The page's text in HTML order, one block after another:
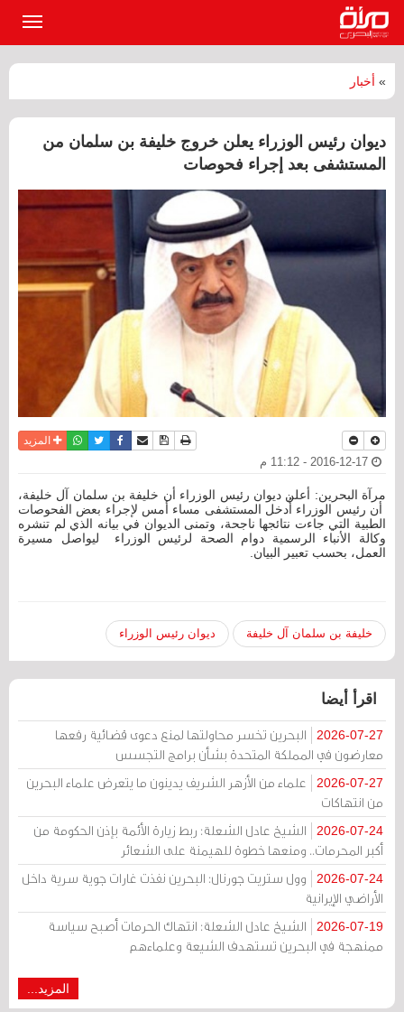
» أخبار
ديوان رئيس الوزراء يعلن خروج خليفة بن سلمان من
المستشفى بعد إجراء فحوصات
نسخة للطباعة
حفظ الموضوع
أرسل الى صديق
فيسبوكتويترواتسابالمزيد
مرآة البحرين: أعلن ديوان رئيس الوزراء أن خليفة بن سلمان آل خليفة،
أن رئيس الوزراء أُدخل المستشفى مساء أمس لإجراء بعض الفحوصات
الطبية التي جاءت نتائجها ناجحة، وتمنى الديوان في بيانه الذي لم تنشره
وكالة الأنباء الرسمية دوام الصحة لرئيس الوزراء ليواصل مسيرة
العمل، بحسب تعبير البيان.
خليفة بن سلمان آل خليفة ديوان رئيس الوزراء
اقرأ أيضا
2026-07-27
البحرين تخسر محاولتها لمنع دعوى قضائية رفعها
معارضون في المملكة المتحدة بشأن برامج التجسس
2026-07-27
علماء من الأزهر الشريف يدينون ما يتعرض علماء البحرين
من انتهاكات
2026-07-24
الشيخ عادل الشعلة: ربط زيارة الأئمة بإذن الحكومة من
أكبر المحرمات.. ومنعها خطوة للهيمنة على الشعائر
2026-07-24
وول ستريت جورنال: البحرين نفذت غارات جوية سرية داخل
الأراضي الإيرانية
2026-07-19
الشيخ عادل الشعلة: انتهاك الحرمات أصبح سياسة
ممنهجة في البحرين تستهدف الشيعة وعلماءهم
المزيد...